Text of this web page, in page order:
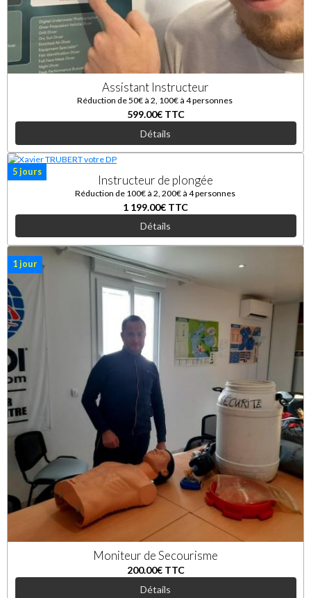
Assistant Instructeur
Réduction de 50€ à 2, 100€ à 4 personnes
599.00€ TTC
Détails
5 jours
Instructeur de plongée
Réduction de 100€ à 2, 200€ à 4 personnes
1 199.00€ TTC
Détails
1 jour
Moniteur de Secourisme
200.00€ TTC
Détails